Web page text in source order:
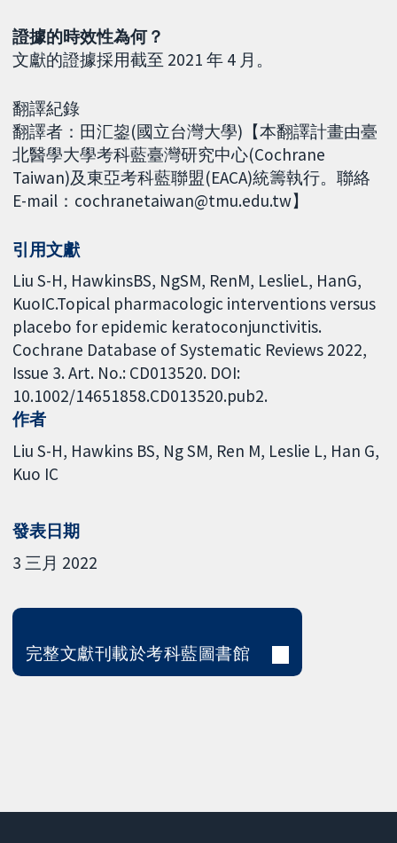
證據的時效性為何？
文獻的證據採用截至 2021 年 4 月。
翻譯紀錄
翻譯者：田汇鋆(國立台灣大學)【本翻譯計畫由臺
北醫學大學考科藍臺灣研究中心(Cochrane
Taiwan)及東亞考科藍聯盟(EACA)統籌執行。聯絡
E-mail：cochranetaiwan@tmu.edu.tw】
引用文獻
Liu S-H, HawkinsBS, NgSM, RenM, LeslieL, HanG,
KuoIC.Topical pharmacologic interventions versus
placebo for epidemic keratoconjunctivitis.
Cochrane Database of Systematic Reviews 2022,
Issue 3. Art. No.: CD013520. DOI:
10.1002/14651858.CD013520.pub2.
作者
Liu S-H Hawkins BS Ng SM Ren M Leslie L Han G
Kuo IC
發表日期
3 三月 2022
完整文獻刊載於考科藍圖書館